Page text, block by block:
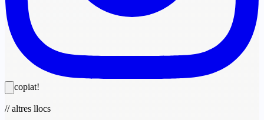
copiat!
// altres llocs